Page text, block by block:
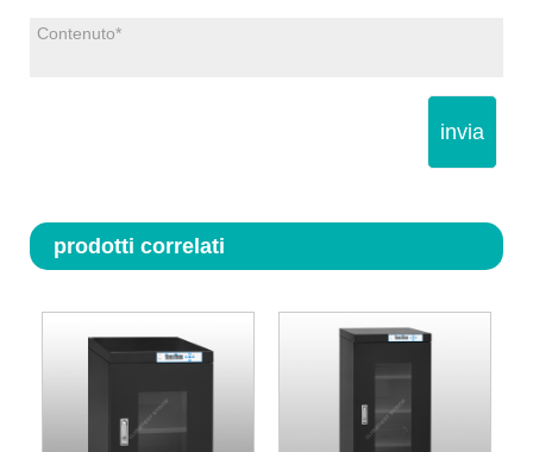
invia
prodotti correlati